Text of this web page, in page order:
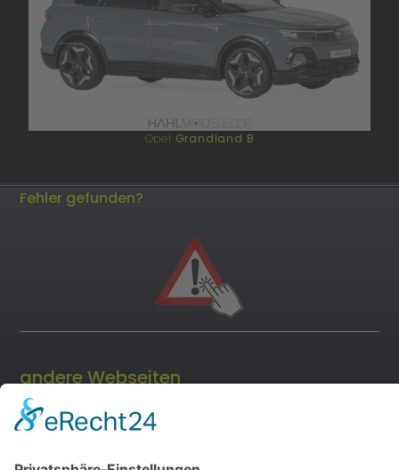
Opel Grandland B
andere Webseiten
Modellautos: Non-Opel
andere.hahlmodelle.de
Fehler gefunden?